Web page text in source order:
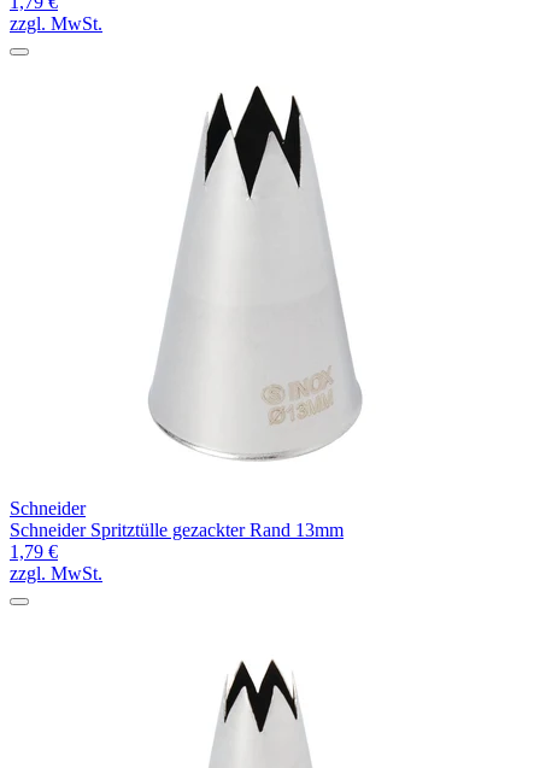
zzgl. MwSt.
Schneider
Schneider Spritztülle gezackter Rand 13mm
1,79 €
zzgl. MwSt.